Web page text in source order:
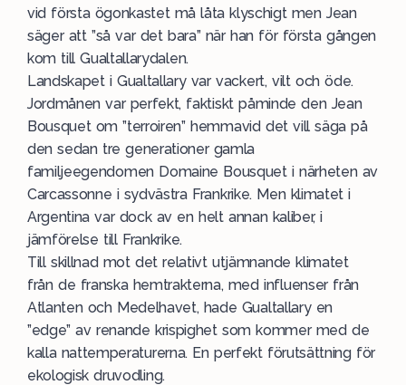
vid första ögonkastet må låta klyschigt men Jean
säger att ”så var det bara” när han för första gången
kom till Gualtallarydalen.
Landskapet i Gualtallary var vackert, vilt och öde.
Jordmånen var perfekt, faktiskt påminde den Jean
Bousquet om ”terroiren” hemmavid det vill säga på
den sedan tre generationer gamla
familjeegendomen Domaine Bousquet i närheten av
Carcassonne i sydvästra Frankrike. Men klimatet i
Argentina var dock av en helt annan kaliber, i
jämförelse till Frankrike.
Till skillnad mot det relativt utjämnande klimatet
från de franska hemtrakterna, med influenser från
Atlanten och Medelhavet, hade Gualtallary en
”edge” av renande krispighet som kommer med de
kalla nattemperaturerna. En perfekt förutsättning för
ekologisk druvodling.